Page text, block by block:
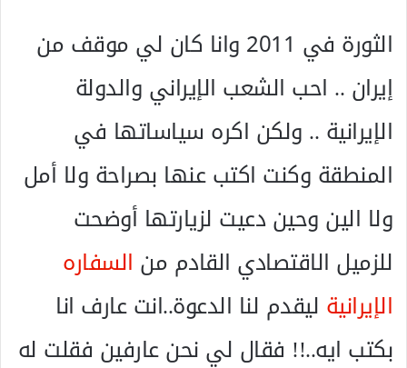
الثورة في 2011 وانا كان لي موقف من
إيران .. احب الشعب الإيراني والدولة
الإيرانية .. ولكن اكره سياساتها في
المنطقة وكنت اكتب عنها بصراحة ولا أمل
ولا الين وحين دعيت لزيارتها أوضحت
للزميل الاقتصادي القادم من السفاره
الإيرانية ليقدم لنا الدعوة..انت عارف انا
بكتب ايه..!! فقال لي نحن عارفين فقلت له